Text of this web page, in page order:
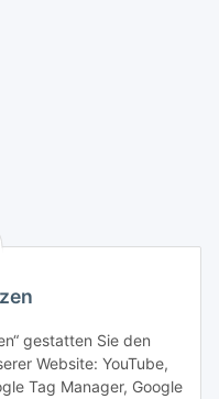
gestatten Sie den
Website: YouTube,
Tag Manager, Google